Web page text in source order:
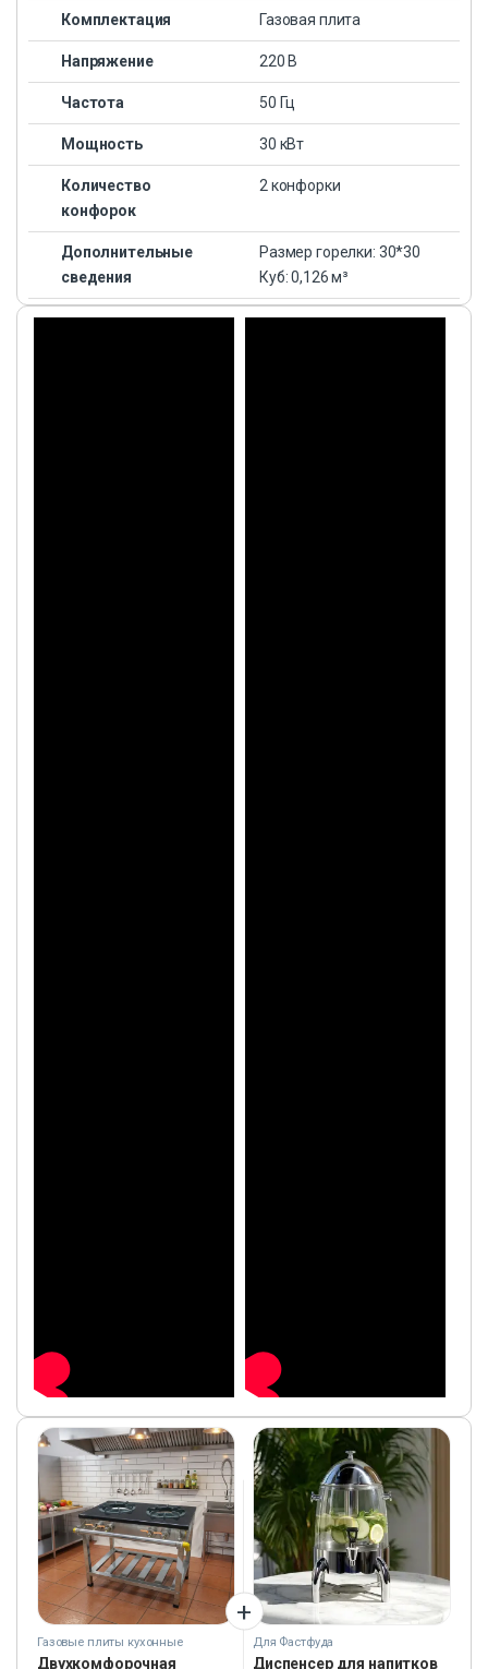
Комплектация Газовая плита
Напряжение 220 В
Частота 50 Гц
Мощность 30 кВт
Количество
конфорок
2 конфорки
Дополнительные
сведения
Размер горелки: 30*30
Куб: 0,126 м³
Газовые плиты кухонные
Двухкомфорочная
Для Фастфуда
Диспенсер для напитков